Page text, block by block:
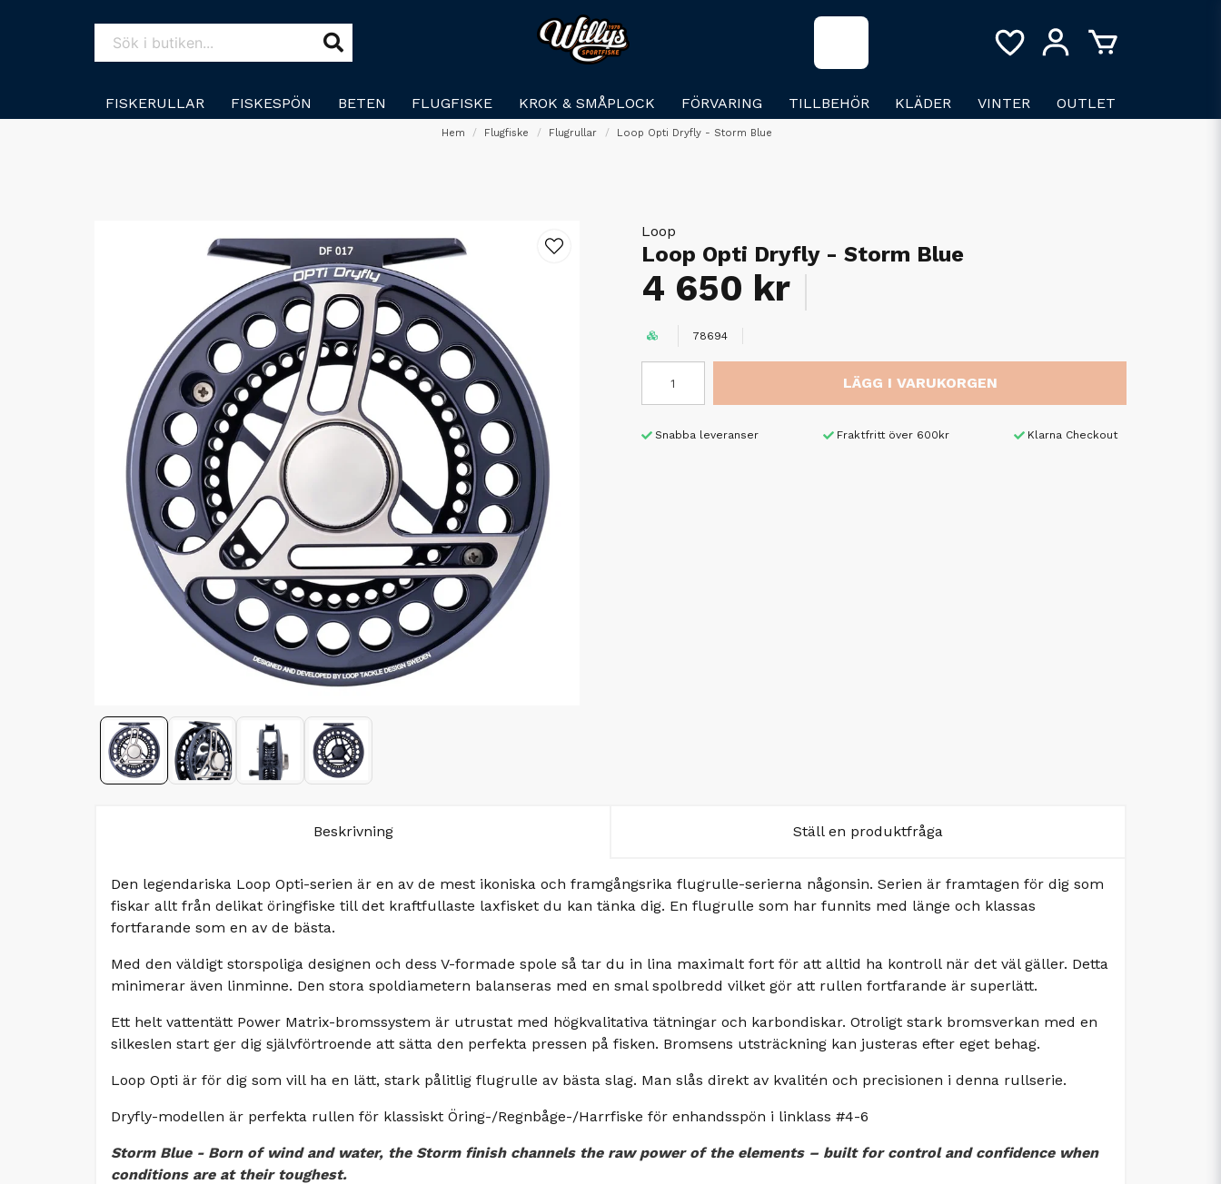
FISKERULLAR FISKESPÖN BETEN FLUGFISKE KROK & SMÅPLOCK FÖRVARING TILLBEHÖR KLÄDER VINTER OUTLET
Hem Flugfiske Flugrullar Loop Opti Dryfly - Storm Blue
Loop
Loop Opti Dryfly - Storm Blue
4 650 kr
78694
LÄGG I VARUKORGEN
Snabba leveranser Fraktfritt över 600kr Klarna Checkout
Beskrivning Ställ en produktfråga
Den legendariska Loop Opti-serien är en av de mest ikoniska och framgångsrika flugrulle-serierna någonsin. Serien är framtagen för dig som
fiskar allt från delikat öringfiske till det kraftfullaste laxfisket du kan tänka dig. En flugrulle som har funnits med länge och klassas
fortfarande som en av de bästa.
Med den väldigt storspoliga designen och dess V-formade spole så tar du in lina maximalt fort för att alltid ha kontroll när det väl gäller. Detta
minimerar även linminne. Den stora spoldiametern balanseras med en smal spolbredd vilket gör att rullen fortfarande är superlätt.
Ett helt vattentätt Power Matrix-bromssystem är utrustat med högkvalitativa tätningar och karbondiskar. Otroligt stark bromsverkan med en
silkeslen start ger dig självförtroende att sätta den perfekta pressen på fisken. Bromsens utsträckning kan justeras efter eget behag.
Loop Opti är för dig som vill ha en lätt, stark pålitlig flugrulle av bästa slag. Man slås direkt av kvalitén och precisionen i denna rullserie.
Dryfly-modellen är perfekta rullen för klassiskt Öring-/Regnbåge-/Harrfiske för enhandsspön i linklass #4-6
Storm Blue - Born of wind and water, the Storm finish channels the raw power of the elements – built for control and confidence when
conditions are at their toughest.